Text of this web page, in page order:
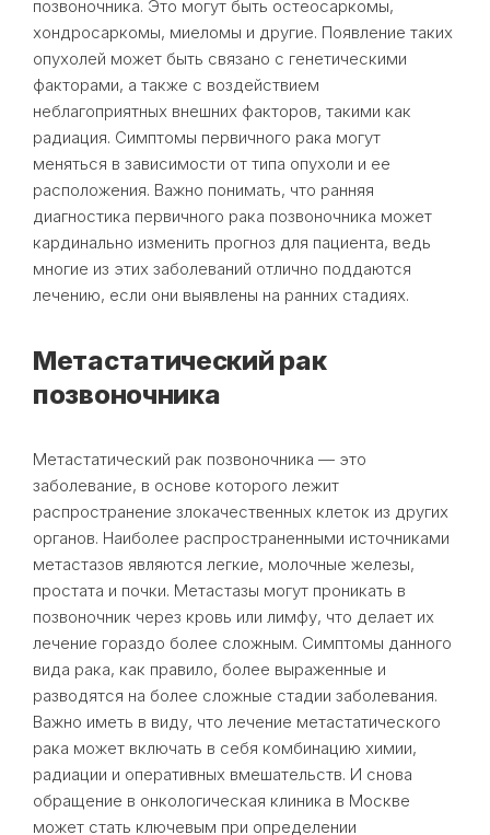
позвоночника. Это могут быть остеосаркомы,
хондросаркомы, миеломы и другие. Появление таких
опухолей может быть связано с генетическими
факторами, а также с воздействием
неблагоприятных внешних факторов, такими как
радиация. Симптомы первичного рака могут
меняться в зависимости от типа опухоли и ее
расположения. Важно понимать, что ранняя
диагностика первичного рака позвоночника может
кардинально изменить прогноз для пациента, ведь
многие из этих заболеваний отлично поддаются
лечению, если они выявлены на ранних стадиях.
Метастатический рак
позвоночника
Метастатический рак позвоночника — это
заболевание, в основе которого лежит
распространение злокачественных клеток из других
органов. Наиболее распространенными источниками
метастазов являются легкие, молочные железы,
простата и почки. Метастазы могут проникать в
позвоночник через кровь или лимфу, что делает их
лечение гораздо более сложным. Симптомы данного
вида рака, как правило, более выраженные и
разводятся на более сложные стадии заболевания.
Важно иметь в виду, что лечение метастатического
рака может включать в себя комбинацию химии,
радиации и оперативных вмешательств. И снова
обращение в онкологическая клиника в Москве
может стать ключевым при определении